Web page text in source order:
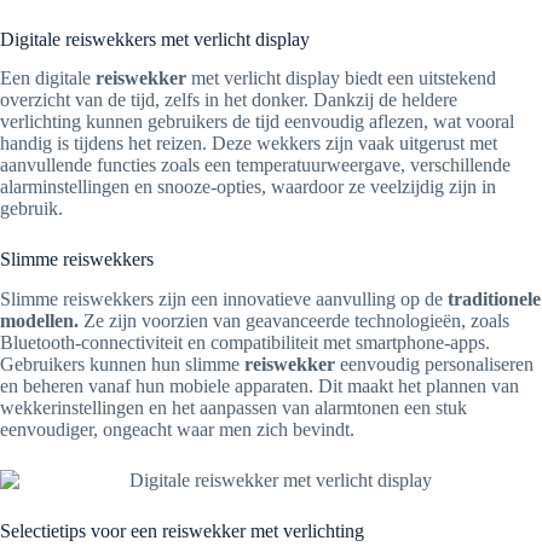
Digitale reiswekkers met verlicht display
Een digitale reiswekker met verlicht display biedt een uitstekend
overzicht van de tijd, zelfs in het donker. Dankzij de heldere
verlichting kunnen gebruikers de tijd eenvoudig aflezen, wat vooral
handig is tijdens het reizen. Deze wekkers zijn vaak uitgerust met
aanvullende functies zoals een temperatuurweergave, verschillende
alarminstellingen en snooze-opties, waardoor ze veelzijdig zijn in
gebruik.
Slimme reiswekkers
Slimme reiswekkers zijn een innovatieve aanvulling op de traditionele
modellen. Ze zijn voorzien van geavanceerde technologieën, zoals
Bluetooth-connectiviteit en compatibiliteit met smartphone-apps.
Gebruikers kunnen hun slimme reiswekker eenvoudig personaliseren
en beheren vanaf hun mobiele apparaten. Dit maakt het plannen van
wekkerinstellingen en het aanpassen van alarmtonen een stuk
eenvoudiger, ongeacht waar men zich bevindt.
Selectietips voor een reiswekker met verlichting